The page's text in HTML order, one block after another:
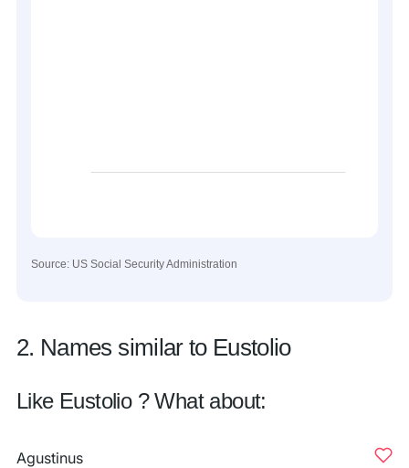
Source: US Social Security Administration
2. Names similar to Eustolio
Like Eustolio ? What about:
Agustinus